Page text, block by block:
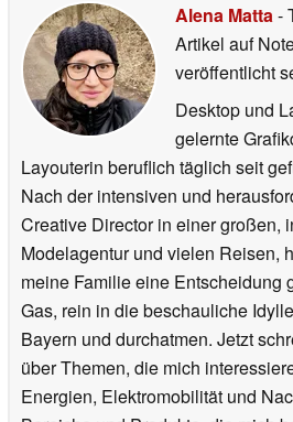
Alena Matta-
Artikel auf
veröffentlicht
Desktop und
gelernte
Layouterin beruflich täglich seit
Nach der intensiven und
Creative Director in einer großen,
Modelagentur und vielen Reisen,
meine Familie eine Entscheidung
Gas, rein in die beschauliche
Bayern und durchatmen. Jetzt
über Themen, die mich
Energien, Elektromobilität und